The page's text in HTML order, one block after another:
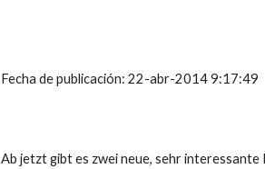
Fecha de publicación: 22-abr-2014 9:17:49
Ab jetzt gibt es zwei neue, sehr interessante